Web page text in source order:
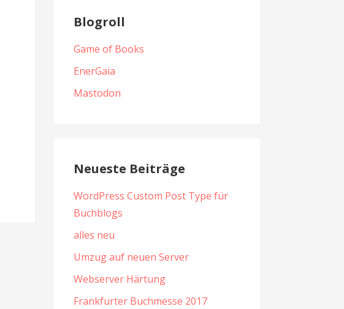
Blogroll
Game of Books
EnerGaia
Mastodon
Neueste Beiträge
WordPress Custom Post Type für
Buchblogs
alles neu
Umzug auf neuen Server
Webserver Härtung
Frankfurter Buchmesse 2017